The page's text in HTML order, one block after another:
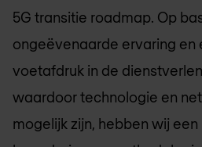
5G transitie roadmap. Op
ongeëvenaarde ervaring en
voetafdruk in de
waardoor technologie en
mogelijk zijn, hebben wij